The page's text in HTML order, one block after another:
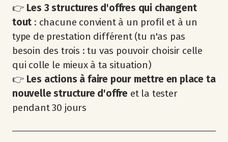
👉 Les 3 structures d'offres qui changent
tout : chacune convient à un profil et à un
type de prestation différent (tu n'as pas
besoin des trois : tu vas pouvoir choisir celle
qui colle le mieux à ta situation)
👉 Les actions à faire pour mettre en place ta
nouvelle structure d'offre et la tester
pendant 30 jours